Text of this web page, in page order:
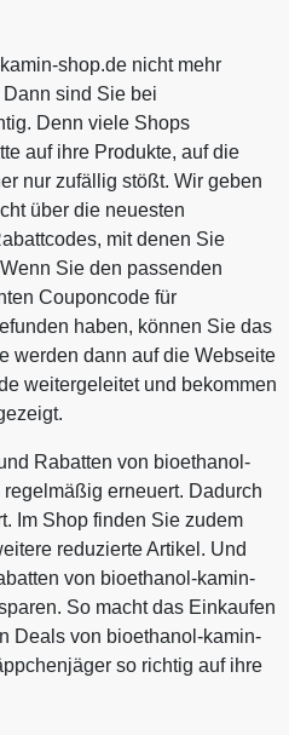
shop.de nicht mehr
sind Sie bei
Denn viele Shops
auf ihre Produkte, auf die
nur zufällig stößt. Wir geben
über die neuesten
mit denen Sie
Sie den passenden
Couponcode für
haben, können Sie das
werden dann auf die Webseite
weitergeleitet und bekommen
Rabatten von bioethanol-
erneuert. Dadurch
Im Shop finden Sie zudem
reduzierte Artikel. Und
von bioethanol-kamin-
So macht das Einkaufen
Deals von bioethanol-kamin-
so richtig auf ihre